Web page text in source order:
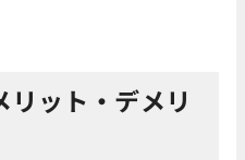
ット・デメリ